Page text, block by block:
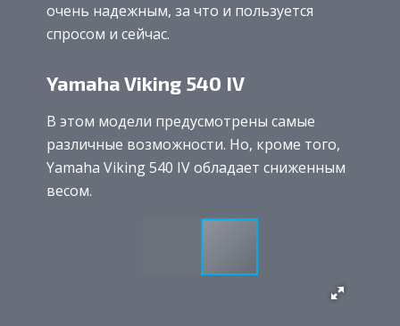
очень надежным, за что и пользуется
спросом и сейчас.
Yamaha Viking 540 IV
В этом модели предусмотрены самые
различные возможности. Но, кроме того,
Yamaha Viking 540 IV обладает сниженным
весом.